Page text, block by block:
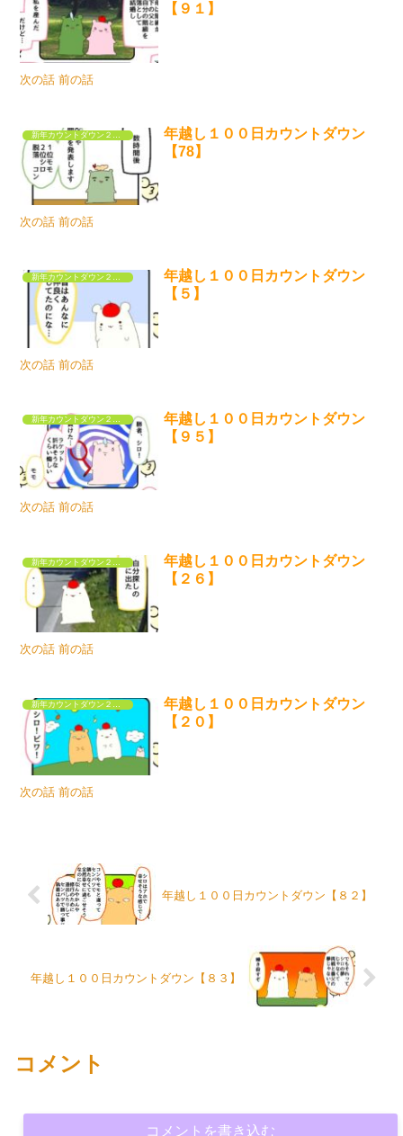
【９１】
次の話 前の話
年越し１００日カウントダウン
【78】
次の話 前の話
年越し１００日カウントダウン
【５】
次の話 前の話
新年カウントダウン２０２５
年越し１００日カウントダウン
【９５】
次の話 前の話
年越し１００日カウントダウン
【２６】
次の話 前の話
新年カウントダウン２０２５
年越し１００日カウントダウン
【２０】
次の話 前の話
年越し１００日カウントダウン【８２】
年越し１００日カウントダウン【８３】
コメント
コメントを書き込む